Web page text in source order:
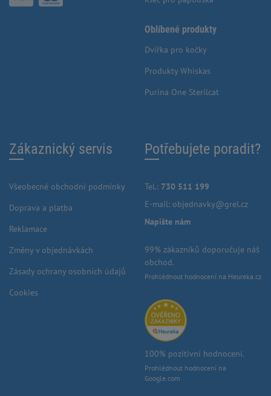
Oblíbené produkty
Dvířka pro kočky
Produkty Whiskas
Purina One Sterilcat
Zákaznický servis
Všeobecné obchodní podmínky
Doprava a platba
Reklamace
Změny v objednávkách
Zásady ochrany osobních údajů
Cookies
Potřebujete poradit?
Tel.: 730 511 199
E-mail: objednavky@grel.cz
Napište nám
99% zákazníků doporučuje náš
obchod.
Prohlédnout hodnocení na Heureka.cz
100% pozitivní hodnocení.
Prohlédnout hodnocení na
Google.com